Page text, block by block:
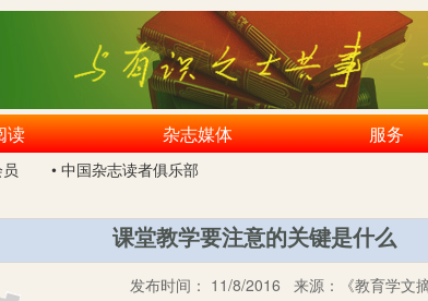
读 杂志媒体 服务
• 中国杂志读者俱乐部
课堂教学要注意的关键是什么
发布时间： 11/8/2016 来源： 《教育学文